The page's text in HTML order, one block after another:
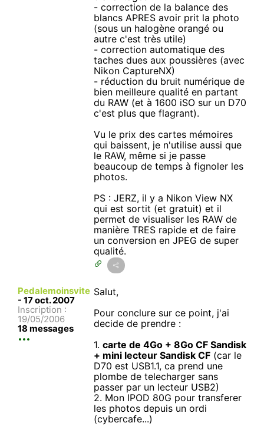
- correction de la balance des
blancs APRES avoir prit la photo
(sous un halogène orangé ou
autre c'est très utile)
- correction automatique des
taches dues aux poussières (avec
Nikon CaptureNX)
- réduction du bruit numérique de
bien meilleure qualité en partant
du RAW (et à 1600 iSO sur un D70
c'est plus que flagrant).
Vu le prix des cartes mémoires
qui baissent, je n'utilise aussi que
le RAW, même si je passe
beaucoup de temps à fignoler les
photos.
PS : JERZ, il y a Nikon View NX
qui est sortit (et gratuit) et il
permet de visualiser les RAW de
manière TRES rapide et de faire
un conversion en JPEG de super
qualité.
Pedalemoinsvite
- 17 oct. 2007
Inscription :
19/05/2006
18 messages
Salut,
Pour conclure sur ce point, j'ai
decide de prendre :
1.carte de 4Go + 8Go CF Sandisk
+ mini lecteur Sandisk CF (car le
D70 est USB1.1, ca prend une
plombe de telecharger sans
passer par un lecteur USB2)
2. Mon IPOD 80G pour transferer
les photos depuis un ordi
(cybercafe...)